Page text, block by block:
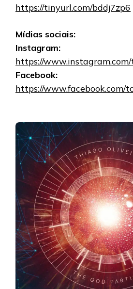
https://tinyurl.com/bddj7zp6
Mídias sociais:
Instagram:
https://
Facebook:
https://www.facebook.com/